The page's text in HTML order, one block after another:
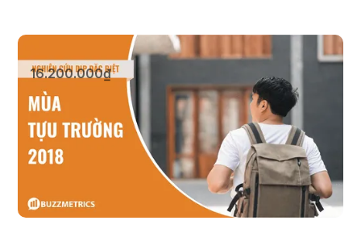
16.200.000₫
Xem sản phẩm